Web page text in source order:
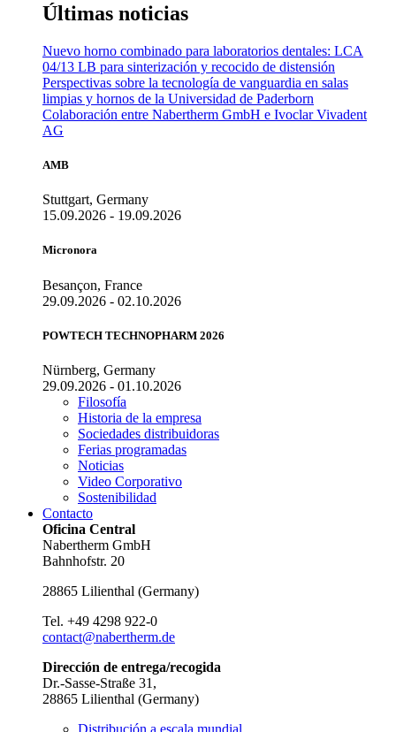
Últimas noticias
Nuevo horno combinado para laboratorios dentales: LCA
04/13 LB para sinterización y recocido de distensión
Perspectivas sobre la tecnología de vanguardia en salas
limpias y hornos de la Universidad de Paderborn
Colaboración entre Nabertherm GmbH e Ivoclar Vivadent
AG
AMB
Stuttgart, Germany
15.09.2026 - 19.09.2026
Micronora
Besançon, France
29.09.2026 - 02.10.2026
POWTECH TECHNOPHARM 2026
Nürnberg, Germany
29.09.2026 - 01.10.2026
Filosofía
Historia de la empresa
Sociedades distribuidoras
Ferias programadas
Noticias
Video Corporativo
Sostenibilidad
Contacto
Oficina Central
Nabertherm GmbH
Bahnhofstr. 20
28865 Lilienthal (Germany)
Tel. +49 4298 922-0
contact@nabertherm.de
Dirección de entrega/recogida
Dr.-Sasse-Straße 31,
28865 Lilienthal (Germany)
Distribución a escala mundial